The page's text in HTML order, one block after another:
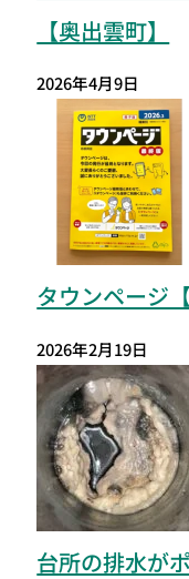
【奥出雲町】
2026年4月9日
タウンページ
2026年2月19日
台所の排水が